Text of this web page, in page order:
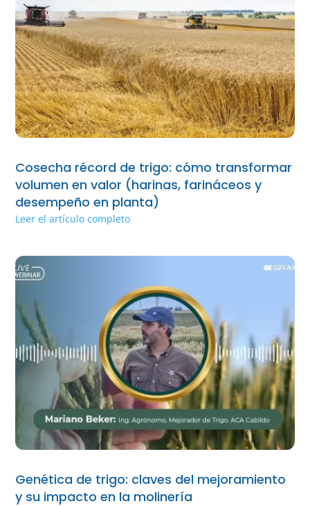
Cosecha récord de trigo: cómo transformar
volumen en valor (harinas, farináceos y
desempeño en planta)
Leer el artículo completo
Genética de trigo: claves del mejoramiento
y su impacto en la molinería